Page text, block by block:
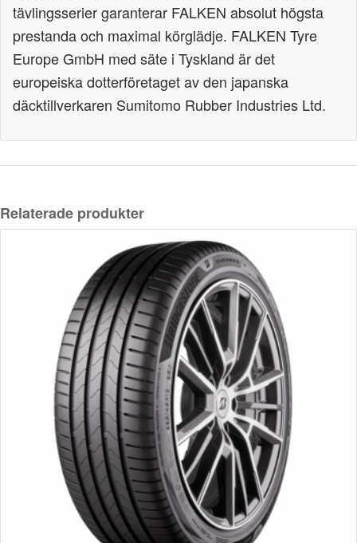
tävlingsserier garanterar FALKEN absolut högsta
prestanda och maximal körglädje. FALKEN Tyre
Europe GmbH med säte i Tyskland är det
europeiska dotterföretaget av den japanska
däcktillverkaren Sumitomo Rubber Industries Ltd.
Relaterade produkter